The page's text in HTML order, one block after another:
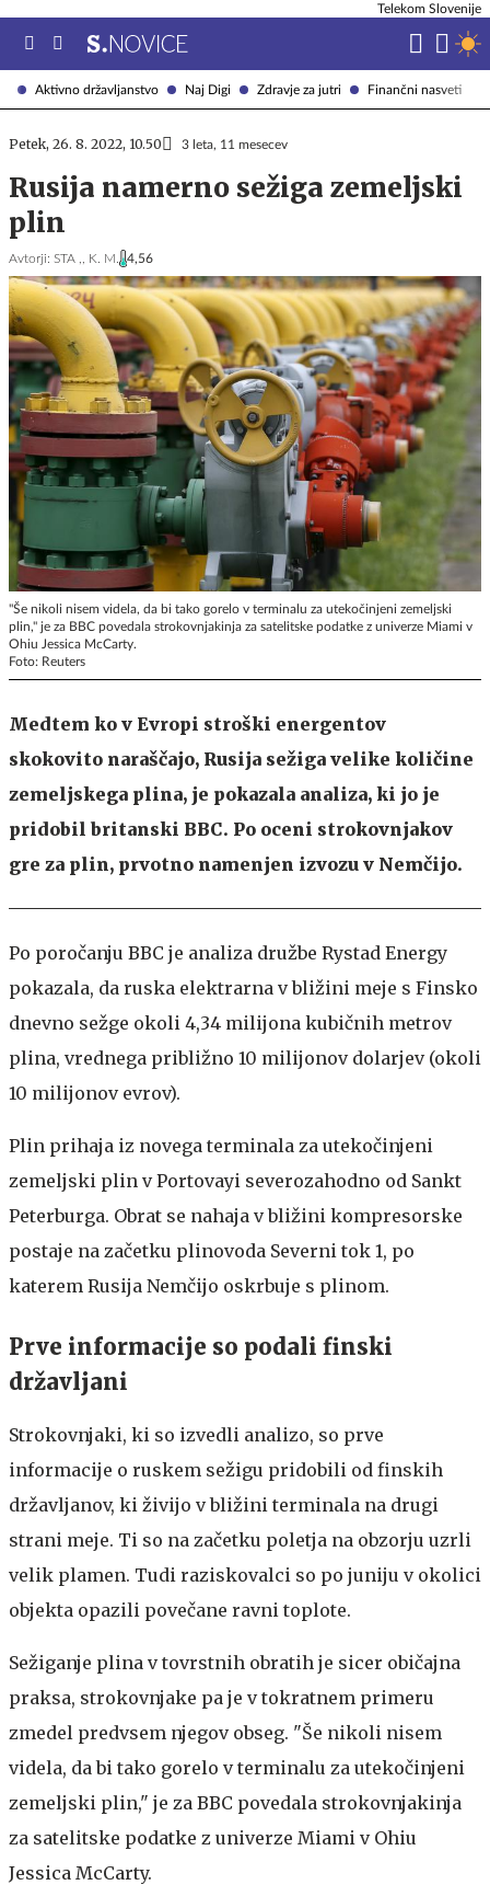
Aktivno državljanstvo Naj Digi Zdravje za jutri Finančni nasveti
Telekom Slovenije
Petek, 26. 8. 2022, 10.50 3 leta, 11 mesecev
Rusija namerno sežiga zemeljski
plin
Avtorji: STA ,, K. M. 4,56
"Še nikoli nisem videla, da bi tako gorelo v terminalu za utekočinjeni zemeljski
plin," je za BBC povedala strokovnjakinja za satelitske podatke z univerze Miami v
Ohiu Jessica McCarty.
Foto: Reuters
Medtem ko v Evropi stroški energentov
skokovito naraščajo, Rusija sežiga velike količine
zemeljskega plina, je pokazala analiza, ki jo je
pridobil britanski BBC. Po oceni strokovnjakov
gre za plin, prvotno namenjen izvozu v Nemčijo.
Po poročanju BBC je analiza družbe Rystad Energy
pokazala, da ruska elektrarna v bližini meje s Finsko
dnevno sežge okoli 4,34 milijona kubičnih metrov
plina, vrednega približno 10 milijonov dolarjev (okoli
10 milijonov evrov).
Plin prihaja iz novega terminala za utekočinjeni
zemeljski plin v Portovayi severozahodno od Sankt
Peterburga. Obrat se nahaja v bližini kompresorske
postaje na začetku plinovoda Severni tok 1, po
katerem Rusija Nemčijo oskrbuje s plinom.
Prve informacije so podali finski
državljani
Strokovnjaki, ki so izvedli analizo, so prve
informacije o ruskem sežigu pridobili od finskih
državljanov, ki živijo v bližini terminala na drugi
strani meje. Ti so na začetku poletja na obzorju uzrli
velik plamen. Tudi raziskovalci so po juniju v okolici
objekta opazili povečane ravni toplote.
Sežiganje plina v tovrstnih obratih je sicer običajna
praksa, strokovnjake pa je v tokratnem primeru
zmedel predvsem njegov obseg. "Še nikoli nisem
videla, da bi tako gorelo v terminalu za utekočinjeni
zemeljski plin," je za BBC povedala strokovnjakinja
za satelitske podatke z univerze Miami v Ohiu
Jessica McCarty.